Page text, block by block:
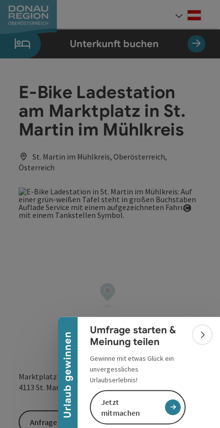
Zum Inhalt
Zur Navigation
Zum Seitenanfang
Zur Kontaktseite
Zum Impressum
Zur Startseite
Urlaub gewinnen
Banner einklappen
Umfrage starten &
Meinung teilen
Gewinne mit etwas Glück ein
unvergessliches
Urlaubserlebnis!
Jetzt
mitmachen
Unterkunft buchen
E-Bike Ladestation
am Marktplatz in St.
Martin im Mühlkreis
St. Martin im Mühlkreis, Oberösterreich,
Österreich
Marktplatz
4113 St. Martin im Mühlkreis in Google
Anfrage senden